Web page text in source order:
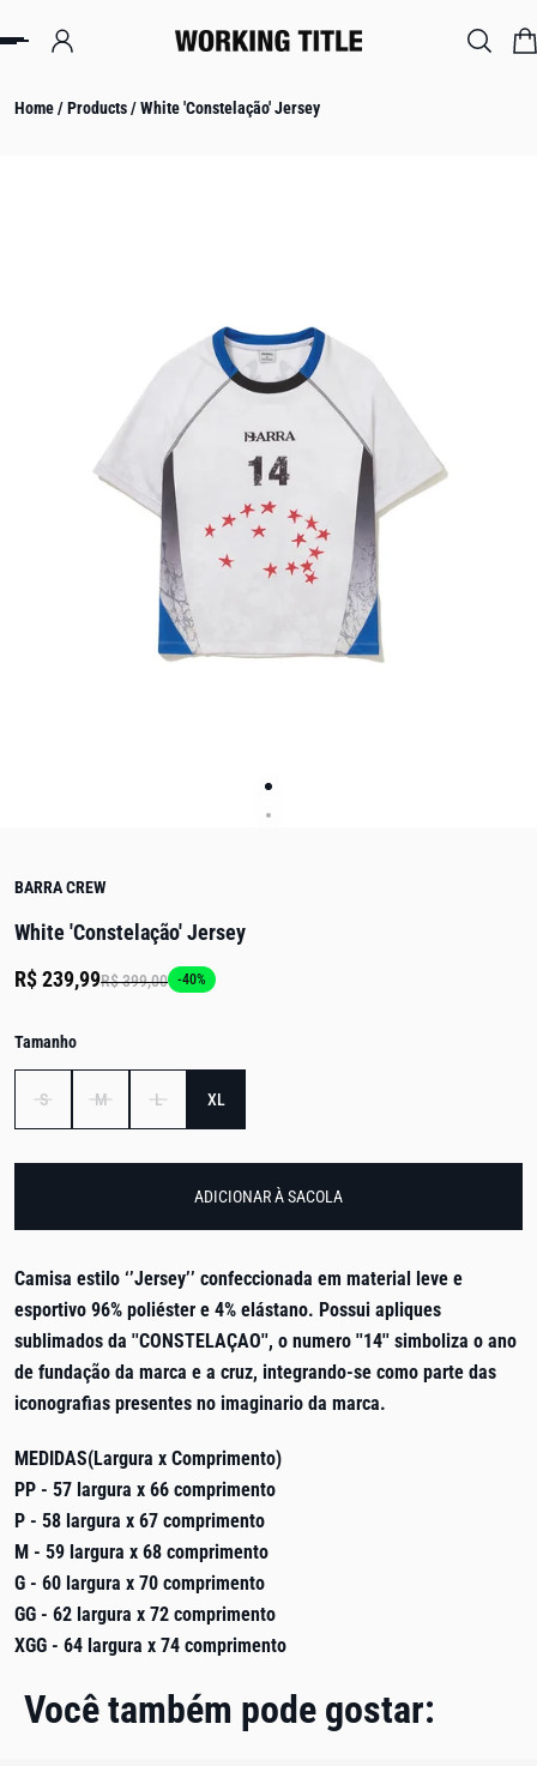
TO CONTENT
Home/Products/White 'Constelação' Jersey
BARRA CREW
White 'Constelação' Jersey
R$ 239,99R$ 399,00 -40%
Tamanho
S M L XL
ADICIONAR À SACOLA
Camisa estilo ‘’Jersey’’ confeccionada em material leve e
esportivo 96% poliéster e 4% elástano. Possui apliques
sublimados da ''CONSTELAÇAO'', o numero ''14'' simboliza o ano
de fundação da marca e a cruz, integrando-se como parte das
iconografias presentes no imaginario da marca.
MEDIDAS(Largura x Comprimento)
PP - 57 largura x 66 comprimento
P - 58 largura x 67 comprimento
M - 59 largura x 68 comprimento
G - 60 largura x 70 comprimento
GG - 62 largura x 72 comprimento
XGG - 64 largura x 74 comprimento
Você também pode gostar: